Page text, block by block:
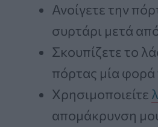
Ανοίγετε την
συρτάρι μετά
Σκουπίζετε το
πόρτας μία
Χρησιμοποιείτε
απομάκρυνση